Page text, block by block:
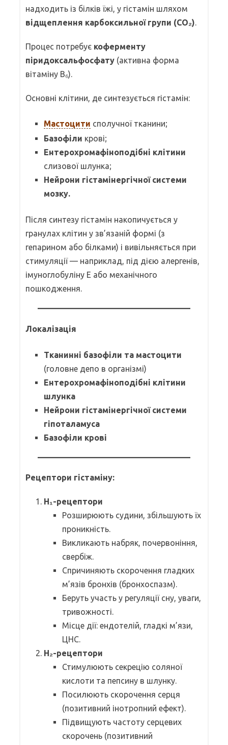
надходить із білків їжі, у гістамін шляхом
відщеплення карбоксильної групи (CO₂).
Процес потребує коферменту
піридоксальфосфату (активна форма
вітаміну B₆).
Основні клітини, де синтезується гістамін:
Мастоцити сполучної тканини;
Базофіли крові;
Ентерохромафіноподібні клітини
слизової шлунка;
Нейрони гістамінергічної системи
мозку.
Після синтезу гістамін накопичується у
гранулах клітин у зв’язаній формі (з
гепарином або білками) і вивільняється при
стимуляції — наприклад, під дією алергенів,
імуноглобуліну E або механічного
пошкодження.
Локалізація
Тканинні базофіли та мастоцити
(головне депо в організмі)
Ентерохромафіноподібні клітини
шлунка
Нейрони гістамінергічної системи
гіпоталамуса
Базофіли крові
Рецептори гістаміну:
H₁-рецептори
Розширюють судини, збільшують їх
проникність.
Викликають набряк, почервоніння,
свербіж.
Спричиняють скорочення гладких
м’язів бронхів (бронхоспазм).
Беруть участь у регуляції сну, уваги,
тривожності.
Місце дії: ендотелій, гладкі м’язи,
ЦНС.
H₂-рецептори
Стимулюють секрецію соляної
кислоти та пепсину в шлунку.
Посилюють скорочення серця
(позитивний інотропний ефект).
Підвищують частоту серцевих
скорочень (позитивний